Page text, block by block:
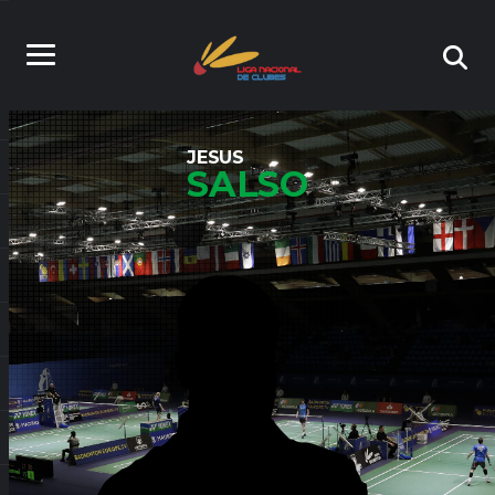
JESUS
SALSO